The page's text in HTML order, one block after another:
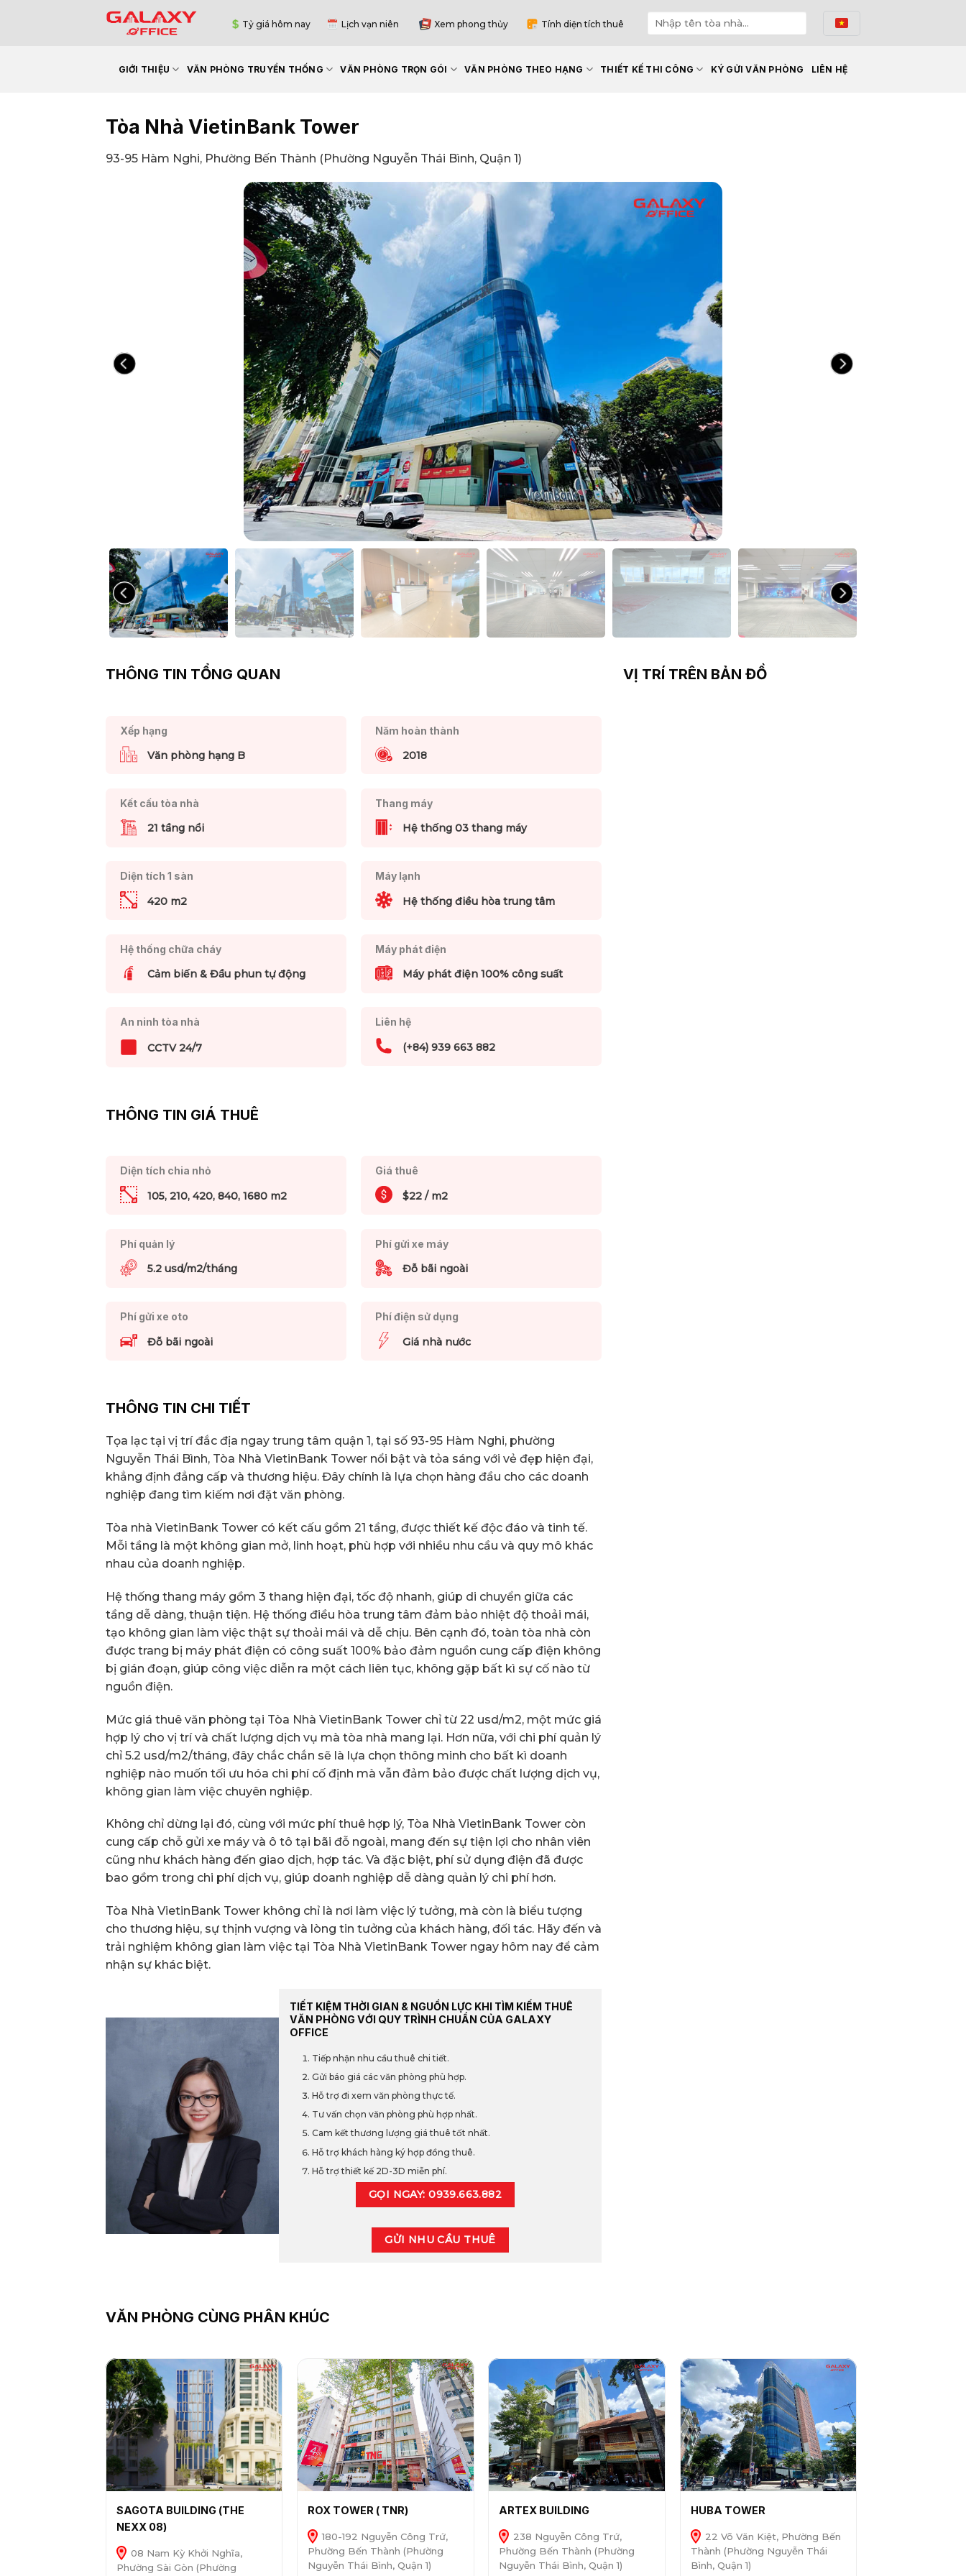
Tỷ giá hôm nay Lịch vạn niên Xem phong thủy Tính diện tích thuê
GIỚI THIỆU VĂN PHÒNG TRUYỀN THỐNG VĂN PHÒNG TRỌN GÓI VĂN PHÒNG THEO HẠNG THIẾT KẾ THI CÔNG KÝ GỬI VĂN PHÒNG LIÊN HỆ
Tòa Nhà VietinBank Tower
93-95 Hàm Nghi, Phường Bến Thành (Phường Nguyễn Thái Bình, Quận 1)
THÔNG TIN TỔNG QUAN
Xếp hạng
Văn phòng hạng B
Năm hoàn thành
2018
Kết cấu tòa nhà
21 tầng nổi
Thang máy
Hệ thống 03 thang máy
Diện tích 1 sàn
420 m2
Máy lạnh
Hệ thống điều hòa trung tâm
Hệ thống chữa cháy
Cảm biến & Đầu phun tự động
Máy phát điện
Máy phát điện 100% công suất
An ninh tòa nhà
CCTV 24/7
Liên hệ
(+84) 939 663 882
THÔNG TIN GIÁ THUÊ
Diện tích chia nhỏ
105, 210, 420, 840, 1680 m2
Giá thuê
$22 / m2
Phí quản lý
5.2 usd/m2/tháng
Phí gửi xe máy
Đỗ bãi ngoài
Phí gửi xe oto
Đỗ bãi ngoài
Phí điện sử dụng
Giá nhà nước
THÔNG TIN CHI TIẾT
Tọa lạc tại vị trí đắc địa ngay trung tâm quận 1, tại số 93-95 Hàm Nghi, phường
Nguyễn Thái Bình, Tòa Nhà VietinBank Tower nổi bật và tỏa sáng với vẻ đẹp hiện đại,
khẳng định đẳng cấp và thương hiệu. Đây chính là lựa chọn hàng đầu cho các doanh
nghiệp đang tìm kiếm nơi đặt văn phòng.
Tòa nhà VietinBank Tower có kết cấu gồm 21 tầng, được thiết kế độc đáo và tinh tế.
Mỗi tầng là một không gian mở, linh hoạt, phù hợp với nhiều nhu cầu và quy mô khác
nhau của doanh nghiệp.
Hệ thống thang máy gồm 3 thang hiện đại, tốc độ nhanh, giúp di chuyển giữa các
tầng dễ dàng, thuận tiện. Hệ thống điều hòa trung tâm đảm bảo nhiệt độ thoải mái,
tạo không gian làm việc thật sự thoải mái và dễ chịu. Bên cạnh đó, toàn tòa nhà còn
được trang bị máy phát điện có công suất 100% bảo đảm nguồn cung cấp điện không
bị gián đoạn, giúp công việc diễn ra một cách liên tục, không gặp bất kì sự cố nào từ
nguồn điện.
Mức giá thuê văn phòng tại Tòa Nhà VietinBank Tower chỉ từ 22 usd/m2, một mức giá
hợp lý cho vị trí và chất lượng dịch vụ mà tòa nhà mang lại. Hơn nữa, với chi phí quản lý
chỉ 5.2 usd/m2/tháng, đây chắc chắn sẽ là lựa chọn thông minh cho bất kì doanh
nghiệp nào muốn tối ưu hóa chi phí cố định mà vẫn đảm bảo được chất lượng dịch vụ,
không gian làm việc chuyên nghiệp.
Không chỉ dừng lại đó, cùng với mức phí thuê hợp lý, Tòa Nhà VietinBank Tower còn
cung cấp chỗ gửi xe máy và ô tô tại bãi đỗ ngoài, mang đến sự tiện lợi cho nhân viên
cũng như khách hàng đến giao dịch, hợp tác. Và đặc biệt, phí sử dụng điện đã được
bao gồm trong chi phí dịch vụ, giúp doanh nghiệp dễ dàng quản lý chi phí hơn.
Tòa Nhà VietinBank Tower không chỉ là nơi làm việc lý tưởng, mà còn là biểu tượng
cho thương hiệu, sự thịnh vượng và lòng tin tưởng của khách hàng, đối tác. Hãy đến và
trải nghiệm không gian làm việc tại Tòa Nhà VietinBank Tower ngay hôm nay để cảm
nhận sự khác biệt.
TIẾT KIỆM THỜI GIAN & NGUỒN LỰC KHI TÌM KIẾM THUÊ
VĂN PHÒNG VỚI QUY TRÌNH CHUẨN CỦA GALAXY
OFFICE
Tiếp nhận nhu cầu thuê chi tiết.
Gửi báo giá các văn phòng phù hợp.
Hỗ trợ đi xem văn phòng thực tế.
Tư vấn chọn văn phòng phù hợp nhất.
Cam kết thương lượng giá thuê tốt nhất.
Hỗ trợ khách hàng ký hợp đồng thuê.
Hỗ trợ thiết kế 2D-3D miễn phí.
GỌI NGAY: 0939.663.882
GỬI NHU CẦU THUÊ
VỊ TRÍ TRÊN BẢN ĐỒ
VĂN PHÒNG CÙNG PHÂN KHÚC
SAGOTA BUILDING (THE
NEXX 08)
08 Nam Kỳ Khởi Nghĩa,
Phường Sài Gòn (Phường
ROX TOWER ( TNR)
180-192 Nguyễn Công Trứ,
Phường Bến Thành (Phường
Nguyễn Thái Bình, Quận 1)
ARTEX BUILDING
238 Nguyễn Công Trứ,
Phường Bến Thành (Phường
Nguyễn Thái Bình, Quận 1)
HUBA TOWER
22 Võ Văn Kiệt, Phường Bến
Thành (Phường Nguyễn Thái
Bình, Quận 1)